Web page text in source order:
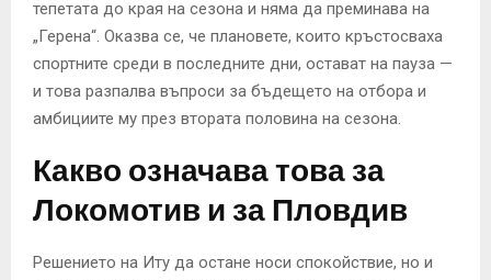
тепетата до края на сезона и няма да преминава на
„Герена“. Оказва се, че плановете, които кръстосваха
спортните среди в последните дни, остават на пауза —
и това разпалва въпроси за бъдещето на отбора и
амбициите му през втората половина на сезона.
Какво означава това за
Локомотив и за Пловдив
Решението на Иту да остане носи спокойствие, но и